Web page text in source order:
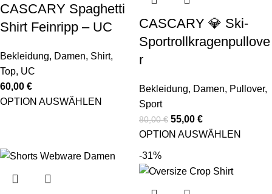
CASCARY Spaghetti
Shirt Feinripp – UC
Bekleidung, Damen, Shirt,
Top, UC
60,00 €
OPTION AUSWÄHLEN
CASCARY 💎 Ski-
Sportrollkragenpullove
r
Bekleidung, Damen, Pullover,
Sport
80,00€ 55,00 €
OPTION AUSWÄHLEN
-31%